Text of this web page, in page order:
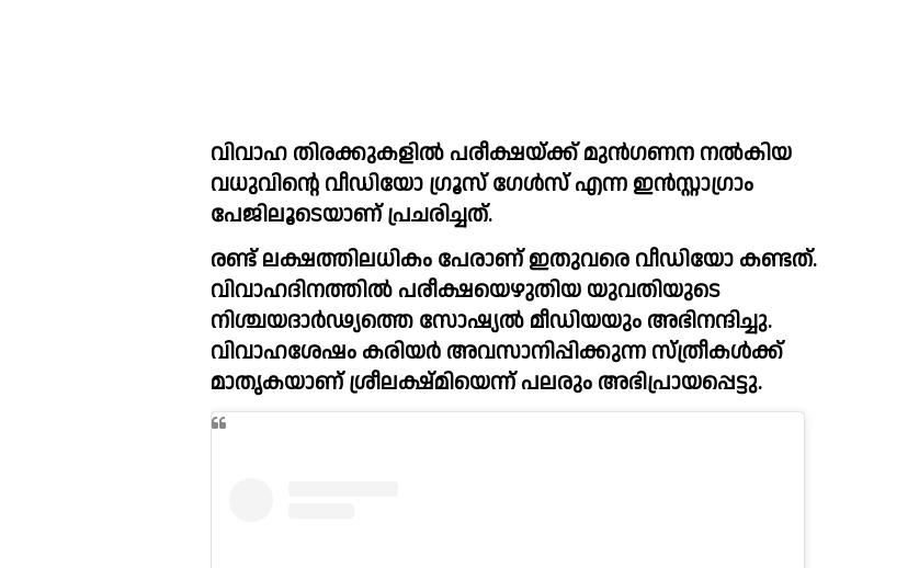
വിവാഹ തിരക്കുകളിൽ പരീക്ഷയ്ക്ക് മുൻഗണന നൽകിയ
വധുവിന്റെ വീഡിയോ ഗ്രൂസ് ഗേൾസ് എന്ന ഇൻസ്റ്റാഗ്രാം
പേജിലൂടെയാണ് പ്രചരിച്ചത്.
രണ്ട് ലക്ഷത്തിലധികം പേരാണ് ഇതുവരെ വീഡിയോ കണ്ടത്.
വിവാഹദിനത്തിൽ പരീക്ഷയെഴുതിയ യുവതിയുടെ
നിശ്ചയദാർഢ്യത്തെ സോഷ്യൽ മീഡിയയും അഭിനന്ദിച്ചു.
വിവാഹശേഷം കരിയർ അവസാനിപ്പിക്കുന്ന സ്ത്രീകൾക്ക്
മാതൃകയാണ് ശ്രീലക്ഷ്മിയെന്ന് പലരും അഭിപ്രായപ്പെട്ടു.